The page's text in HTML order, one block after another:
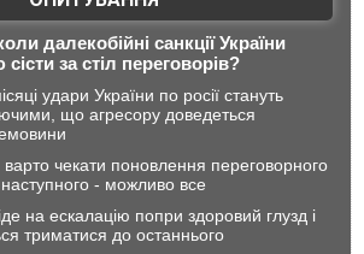
далекобійні санкції України
за стіл переговорів?
удари України по росії стануть
що агресору доведеться
чекати поновлення переговорного
- можливо все
на ескалацію попри здоровий глузд і
триматися до останнього